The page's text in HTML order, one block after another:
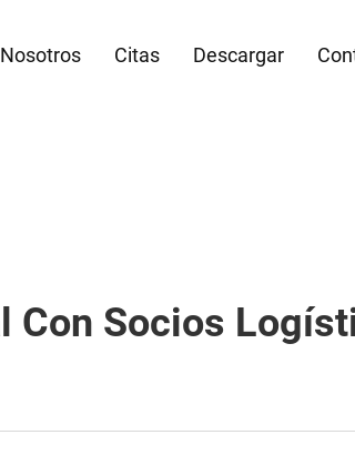
Citas Descargar
Con Socios